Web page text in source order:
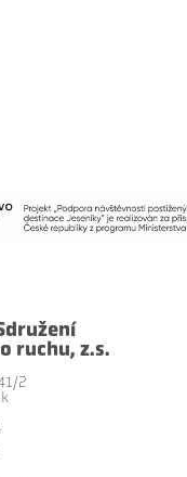
ruchu, z.s.
2